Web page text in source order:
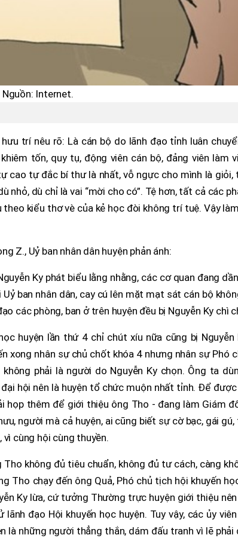
Nguồn: Internet.
trí nêu rõ: Là cán bộ do lãnh đạo tỉnh luân
khiêm tốn, quy tụ, động viên cán bộ, đảng viên làm
cao tự đắc bí thư là nhất, vỗ ngực cho mình là giỏi,
nhỏ, dù chỉ là vai “mời cho có”. Tệ hơn, tất cả các
theo kiểu thơ vè của kẻ học đòi không trí tuệ. Vậy
Z., Uỷ ban nhân dân huyện phản ánh:
Ky phát biểu lằng nhằng, các cơ quan đang
Uỷ ban nhân dân, cay cú lên mặt mạt sát cán bộ
các phòng, ban ở trên huyện đều bị Nguyễn Ky chì
huyện lần thứ 4 chỉ chút xíu nữa cũng bị Nguyễn
xong nhân sự chủ chốt khóa 4 nhưng nhân sự
không phải là người do Nguyễn Ky chọn. Ông ta
hội nên là huyện tổ chức muộn nhất tỉnh. Để được
họp thêm để giới thiệu ông Tho - đang làm Giám
người mà cả huyện, ai cũng biết sự cờ bạc, gái
vì cùng hội cùng thuyền.
Tho không đủ tiêu chuẩn, không đủ tư cách, càng
Tho chạy đến ông Quả, Phó chủ tịch hội khuyến
Ky lừa, cứ tưởng Thường trực huyện giới thiệu
đạo Hội khuyến học huyện. Tuy vậy, các ủy
là những người thẳng thắn, dám đấu tranh vì lẽ